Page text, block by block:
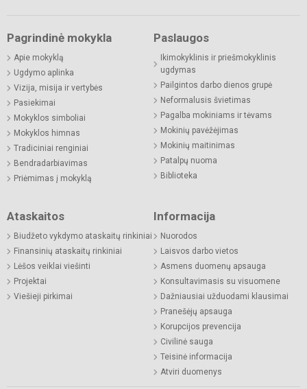
Pagrindinė mokykla
Apie mokyklą
Ugdymo aplinka
Vizija, misija ir vertybės
Pasiekimai
Mokyklos simboliai
Mokyklos himnas
Tradiciniai renginiai
Bendradarbiavimas
Priėmimas į mokyklą
Paslaugos
Ikimokyklinis ir priešmokyklinis
ugdymas
Pailgintos darbo dienos grupė
Neformalusis švietimas
Pagalba mokiniams ir tėvams
Mokinių pavėžėjimas
Mokinių maitinimas
Patalpų nuoma
Biblioteka
Ataskaitos
Biudžeto vykdymo ataskaitų rinkiniai
Finansinių ataskaitų rinkiniai
Lėšos veiklai viešinti
Projektai
Viešieji pirkimai
Informacija
Nuorodos
Laisvos darbo vietos
Asmens duomenų apsauga
Konsultavimasis su visuomene
Dažniausiai užduodami klausimai
Pranešėjų apsauga
Korupcijos prevencija
Civilinė sauga
Teisinė informacija
Atviri duomenys